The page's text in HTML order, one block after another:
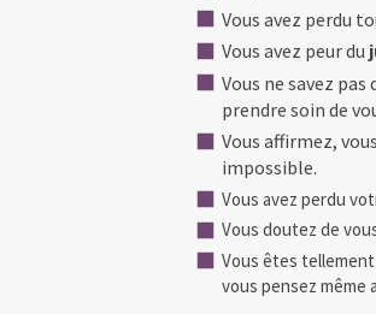
Vous avez perdu
Vous avez peur du
Vous ne savez
prendre soin de
Vous affirmez,
impossible.
Vous avez perdu
Vous doutez de
Vous êtes tellement
vous pensez même